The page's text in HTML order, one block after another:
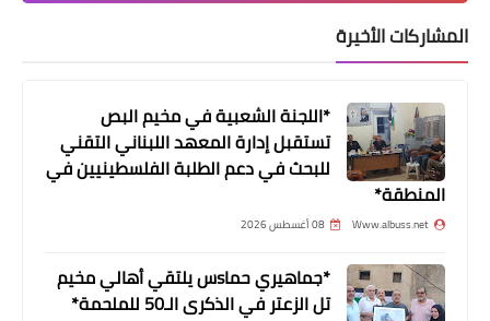
أخبار المخيمات
القوى الإسلامية تزور السفير دبور في
مقرالسفارة الفلسطينية
المشاركات الأخيرة
*اللجنة الشعبية في مخيم البص
تستقبل إدارة المعهد اللبناني التقني
للبحث في دعم الطلبة الفلسطينيين في
المنطقة*
Www.albuss.net 08 أغسطس 2026
*جماهيري حماsس يلتقي أهالي مخيم
تل الزعتر في الذكرى الـ50 للملحمة*